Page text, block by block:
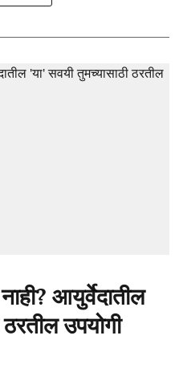
आयुर्वेदातील
उपयोगी